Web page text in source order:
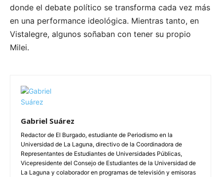
donde el debate político se transforma cada vez más
en una performance ideológica. Mientras tanto, en
Vistalegre, algunos soñaban con tener su propio
Milei.
Gabriel Suárez
Redactor de El Burgado, estudiante de Periodismo en la
Universidad de La Laguna, directivo de la Coordinadora de
Representantes de Estudiantes de Universidades Públicas,
Vicepresidente del Consejo de Estudiantes de la Universidad de
La Laguna y colaborador en programas de televisión y emisoras